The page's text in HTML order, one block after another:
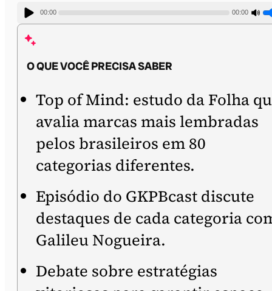
00:00 00:00
O QUE VOCÊ PRECISA SABER
Top of Mind: estudo da Folha
avalia marcas mais lembradas
pelos brasileiros em 80
categorias diferentes.
Episódio do GKPBcast discute
destaques de cada categoria
Galileu Nogueira.
Debate sobre estratégias